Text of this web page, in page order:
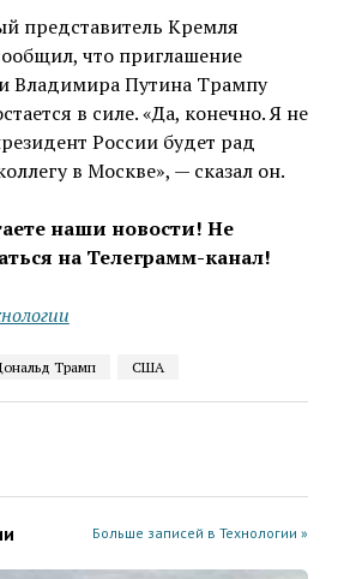
представитель Кремля
что приглашение
Владимира Путина Трампу
в силе. «Да, конечно. Я не
России будет рад
в Москве», — сказал он.
наши новости! Не
на Телеграмм-канал!
Трамп США
Больше записей в Технологии »